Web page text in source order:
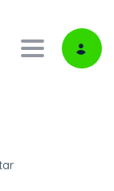
Toggle